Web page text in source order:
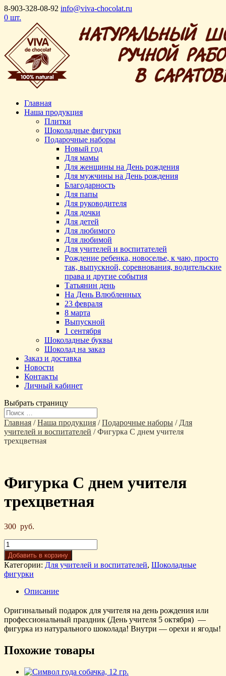
8-903-328-08-92 info@viva-chocolat.ru
0 шт.
Главная
Наша продукция
Плитки
Шоколадные фигурки
Подарочные наборы
Новый год
Для мамы
Для женщины на День рождения
Для мужчины на День рождения
Благодарность
Для папы
Для руководителя
Для дочки
Для детей
Для любимого
Для любимой
Для учителей и воспитателей
Рождение ребенка, новоселье, к чаю, просто
так, выпускной, соревнования, водительские
права и другие события
Татьянин день
На День Влюбленных
23 февраля
8 марта
Выпускной
1 сентября
Шоколадные буквы
Шоколад на заказ
Заказ и доставка
Новости
Контакты
Личный кабинет
Выбрать страницу
Главная /Наша продукция /Подарочные наборы / Для
учителей и воспитателей / Фигурка С днем учителя
трехцветная
Фигурка С днем учителя
трехцветная
300 руб.
Добавить в корзину
Категории: Для учителей и воспитателей, Шоколадные
фигурки
Описание
Оригинальный подарок для учителя на день рождения или
профессиональный праздник (День учителя 5 октября) —
фигурка из натурального шоколада! Внутри — орехи и ягоды!
Похожие товары